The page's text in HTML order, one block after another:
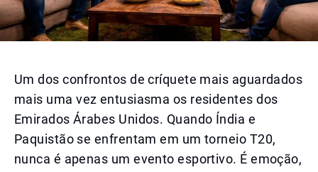
Um dos confrontos de críquete mais aguardados
mais uma vez entusiasma os residentes dos
Emirados Árabes Unidos. Quando Índia e
Paquistão se enfrentam em um torneio T20,
nunca é apenas um evento esportivo. É emoção,